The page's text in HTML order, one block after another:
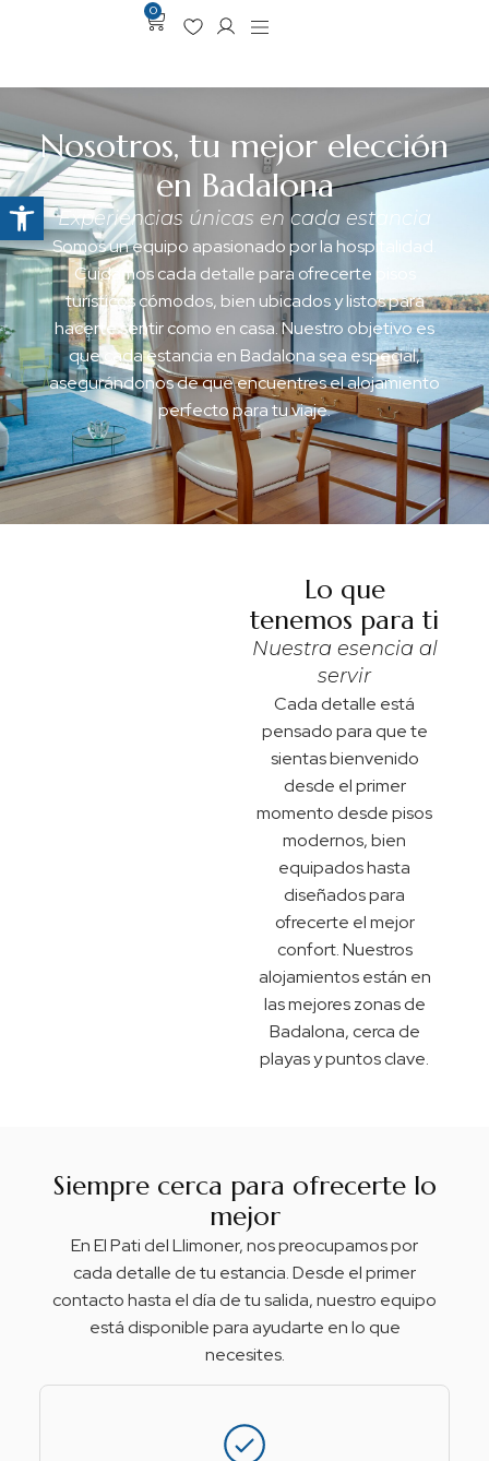
0
Nosotros, tu mejor elección
en Badalona
Experiencias únicas en cada estancia
Somos un equipo apasionado por la hospitalidad.
Cuidamos cada detalle para ofrecerte pisos
turísticos cómodos, bien ubicados y listos para
hacerte sentir como en casa. Nuestro objetivo es
que cada estancia en Badalona sea especial,
asegurándonos de que encuentres el alojamiento
perfecto para tu viaje.
Lo que
tenemos para ti
Nuestra esencia al
servir
Cada detalle está
pensado para que te
sientas bienvenido
desde el primer
momento desde pisos
modernos, bien
equipados hasta
diseñados para
ofrecerte el mejor
confort. Nuestros
alojamientos están en
las mejores zonas de
Badalona, cerca de
playas y puntos clave.
Siempre cerca para ofrecerte lo
mejor
En El Pati del Llimoner, nos preocupamos por
cada detalle de tu estancia. Desde el primer
contacto hasta el día de tu salida, nuestro equipo
está disponible para ayudarte en lo que
necesites.
Abrir barra de herramientas